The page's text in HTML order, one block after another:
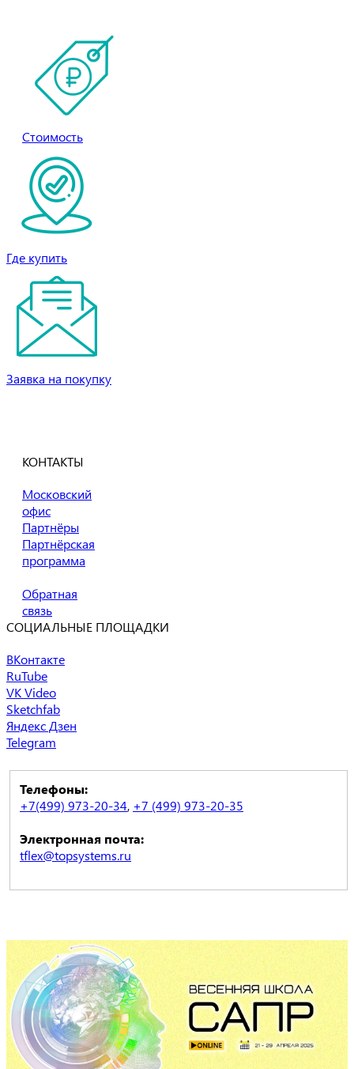
Стоимость
Где купить
Заявка на покупку
КОНТАКТЫ
Московский
офис
Партнёры
Партнёрская
программа
Обратная
связь
СОЦИАЛЬНЫЕ ПЛОЩАДКИ
ВКонтакте
RuTube
VK Video
Sketchfab
Яндекс Дзен
Telegram
Телефоны:
+7(499) 973-20-34, +7 (499) 973-20-35
Электронная почта:
tflex@topsystems.ru